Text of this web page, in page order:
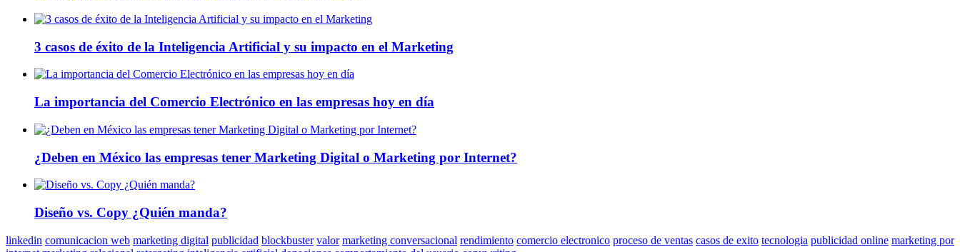
3 casos de éxito de la Inteligencia Artificial y su impacto en el Marketing
La importancia del Comercio Electrónico en las empresas hoy en día
¿Deben en México las empresas tener Marketing Digital o Marketing por Internet?
Diseño vs. Copy ¿Quién manda?
linkedin comunicacion web marketing digital publicidad blockbuster valor marketing conversacional rendimiento comercio electronico proceso de ventas casos de exito tecnologia publicidad online marketing por